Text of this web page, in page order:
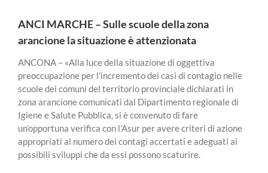
ANCI MARCHE – Sulle scuole della zona
arancione la situazione è attenzionata
ANCONA – «Alla luce della situazione di oggettiva
preoccupazione per l’incremento dei casi di contagio nelle
scuole dei comuni del territorio provinciale dichiarati in
zona arancione comunicati dal Dipartimento regionale di
Igiene e Salute Pubblica, si è convenuto di fare
un’opportuna verifica con l’Asur per avere criteri di azione
appropriati al numero dei contagi accertati e adeguati ai
possibili sviluppi che da essi possono scaturire.